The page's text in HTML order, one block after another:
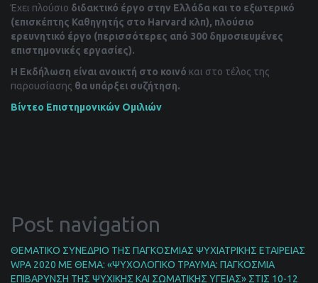
Έχει πλούσιο διδακτικό έργο στην Ελλάδα και το εξωτερικό
(επισκέπτης Καθηγητής στο Harvard κλπ), πλούσιο
ερευνητικό έργο (περισσότερες από 300 δημοσιευμένες
επιστημονικές εργασίες).
Η Εκδήλωση είναι ανοικτή στο κοινό και στο τέλος της
παρουσίασης θα υπάρξει συζήτηση.
Βίντεο Επιστημονικών Ομιλιών
Post navigation
ΘΕΜΑΤΙΚΟ ΣΥΝΕΔΡΙΟ ΤΗΣ ΠΑΓΚΟΣΜΙΑΣ ΨΥΧΙΑΤΡΙΚΗΣ ΕΤΑΙΡΕΙΑΣ
WPA 2020 ΜΕ ΘΕΜΑ: «ΨΥΧΟΛΟΓΙΚΟ ΤΡΑΥΜΑ: ΠΑΓΚΟΣΜΙΑ
ΕΠΙΒΑΡΥΝΣΗ ΤΗΣ ΨΥΧΙΚΗΣ ΚΑΙ ΣΩΜΑΤΙΚΗΣ ΥΓΕΙΑΣ» ΣΤΙΣ 10-12